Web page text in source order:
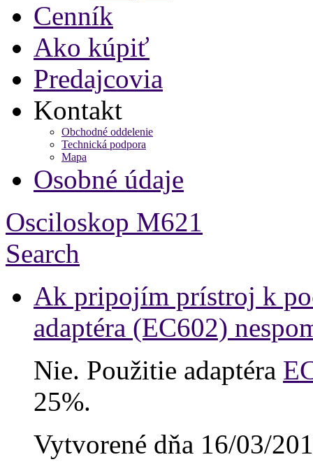
Cenník
Ako kúpiť
Predajcovia
Kontakt
Obchodné oddelenie
Technická podpora
Mapa
Osobné údaje
Osciloskop M621
Search
Ak pripojím prístroj k
adaptéra (EC602)
Nie. Použitie adaptéra
25%.
Vytvorené dňa 16/03/